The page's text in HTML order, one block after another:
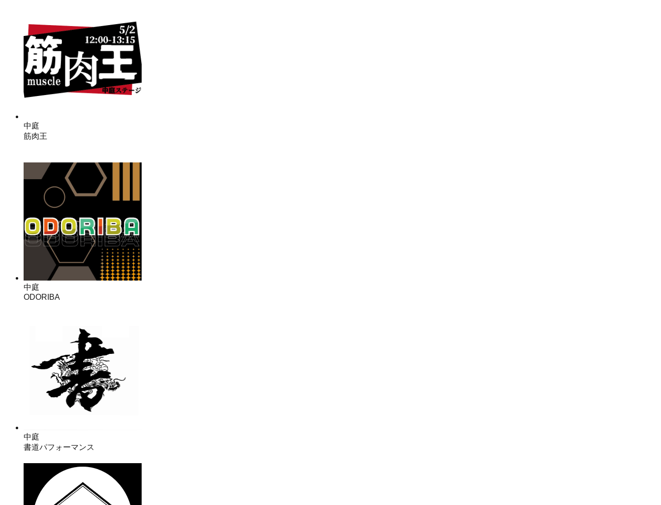
中庭
筋肉王
中庭
ODORIBA
中庭
書道パフォーマンス